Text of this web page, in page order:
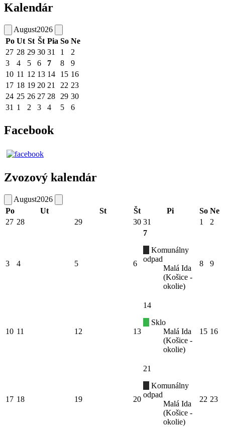
Kalendár
August2026
Po Ut St Št Pia So Ne
27 28 29 30 31 1
2
3
4 5 6 7 8
9
10 11 12 13 14 15 16
17 18 19 20 21 22 23
24 25 26 27 28 29 30
31 1 2 3 4 5 6
Facebook
Zvozový kalendár
August2026
Po
Ut St Št Pi So Ne
27 28 29 30 31 1 2
3 4 5 6
7
Komunálny
odpad
Malá Ida
(Košice -
okolie)
8 9
10 11 12 13
14
Sklo
Malá Ida
(Košice -
okolie)
15 16
17 18 19 20
21
Komunálny
odpad
Malá Ida
(Košice -
okolie)
22 23